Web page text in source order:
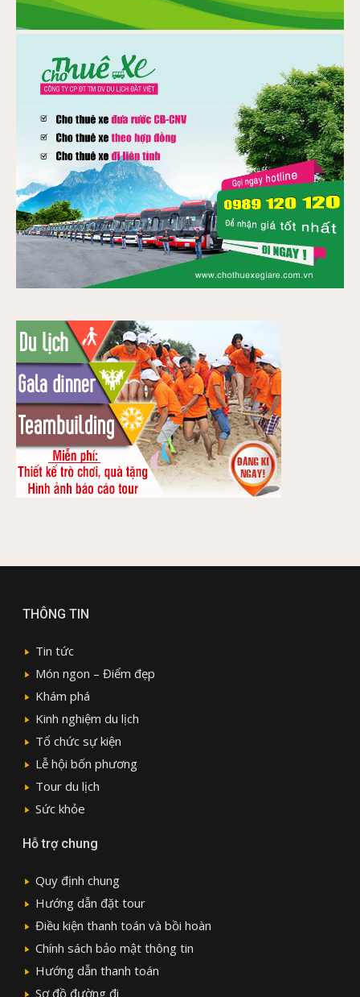
THÔNG TIN
Tin tức
Món ngon – Điểm đẹp
Khám phá
Kinh nghiệm du lịch
Tổ chức sự kiện
Lễ hội bốn phương
Tour du lịch
Sức khỏe
Hỗ trợ chung
Quy định chung
Hướng dẫn đặt tour
Điều kiện thanh toán và bồi hoàn
Chính sách bảo mật thông tin
Hướng dẫn thanh toán
Sơ đồ đường đi